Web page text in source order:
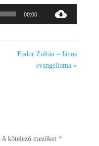
00:00
Fodor Zoltán – János
evangéliuma »
A kötelező mezőket *